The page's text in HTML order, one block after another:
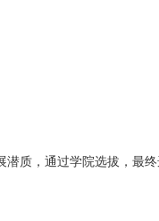
质，通过学院选拔，最